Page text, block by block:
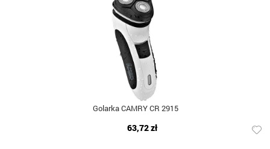
Golarka CAMRY CR 2915
63,72 zł